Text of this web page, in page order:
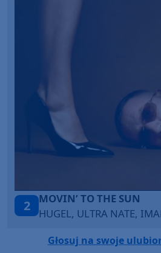
3
LEGENDARY LOVERS
KATY PERRY & CHIEF KEEF
Głosuj na swoje